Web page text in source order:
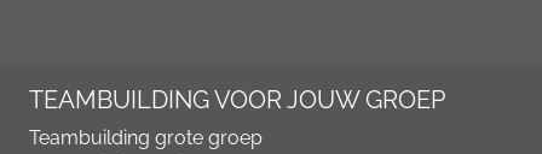
TEAMBUILDING VOOR JOUW GROEP
Teambuilding grote groep